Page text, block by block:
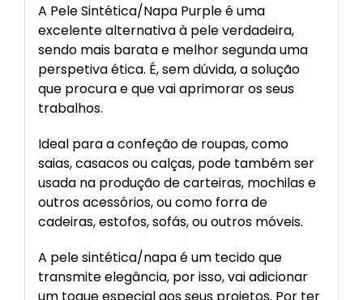
A Pele Sintética/Napa Purple é uma
excelente alternativa à pele verdadeira,
sendo mais barata e melhor segunda uma
perspetiva ética. É, sem dúvida, a solução
que procura e que vai aprimorar os seus
trabalhos.
Ideal para a confeção de roupas, como
saias, casacos ou calças, pode também ser
usada na produção de carteiras, mochilas e
outros acessórios, ou como forra de
cadeiras, estofos, sofás, ou outros móveis.
A pele sintética/napa é um tecido que
transmite elegância, por isso, vai adicionar
um toque especial aos seus projetos. Por ter